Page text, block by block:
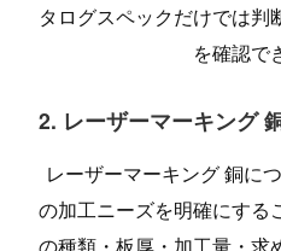
タログスペックだけでは判
を確認で
2. レーザーマーキング
レーザーマーキング 銅に
の加工ニーズを明確にする
の種類・板厚・加工量・求